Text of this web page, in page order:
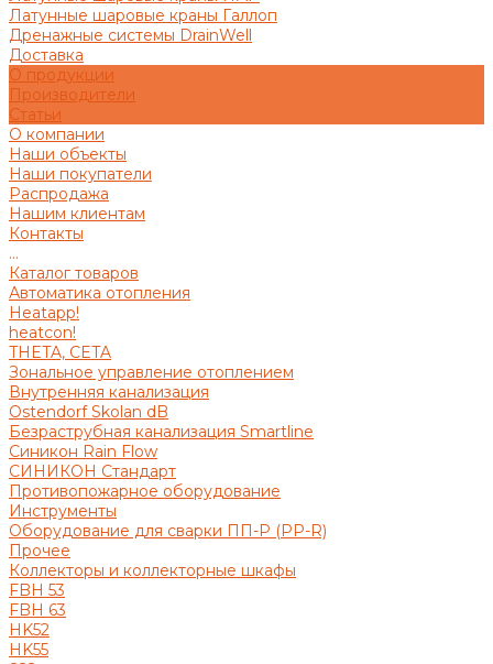
Латунные шаровые краны Галлоп
Дренажные системы DrainWell
Доставка
О продукции
Производители
Статьи
О компании
Наши объекты
Наши покупатели
Распродажа
Нашим клиентам
Контакты
...
Каталог товаров
Автоматика отопления
Heatapp!
heatcon!
THETA, CETA
Зональное управление отоплением
Внутренняя канализация
Ostendorf Skolan dB
Безраструбная канализация Smartline
Синикон Rain Flow
СИНИКОН Стандарт
Противопожарное оборудование
Инструменты
Оборудование для сварки ПП-Р (PP-R)
Прочее
Коллекторы и коллекторные шкафы
FBH 53
FBH 63
HK52
HK55